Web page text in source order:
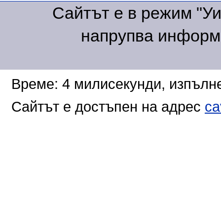
Сайтът е в режим
напрупва
Време: 4 милисекунди,
Сайтът е достъпен на адрес